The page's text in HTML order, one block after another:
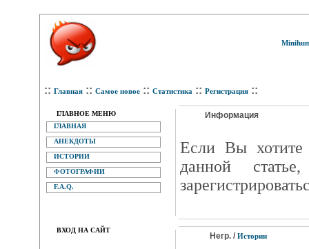
:: Главная :: Самое новое :: Статистика :: Регистрация ::
ГЛАВНОЕ МЕНЮ
ГЛАВНАЯ
АНЕКДОТЫ
ИСТОРИИ
ФОТОГРАФИИ
F.A.Q.
ВХОД НА САЙТ
Информация
Eсли Вы хотите
данной
Негр. / Истории